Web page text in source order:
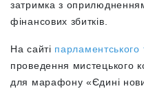
затримка з
фінансових збитків.
На сайті парламентського
проведення мистецького
для марафону «Єдині